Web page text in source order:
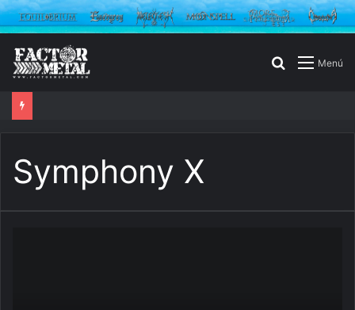
Menú
Buscar
Symphony X